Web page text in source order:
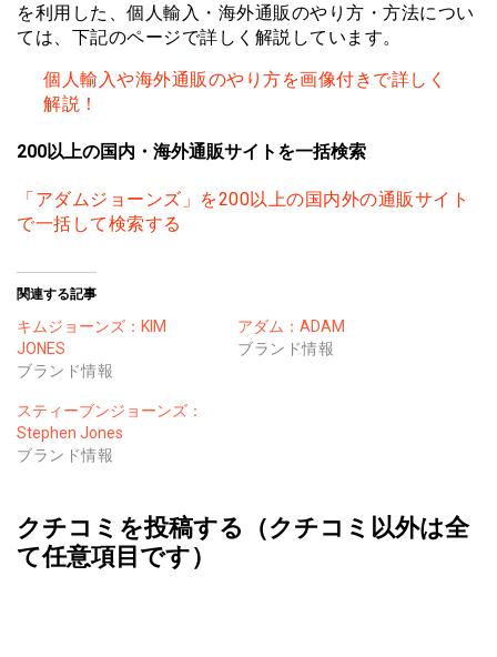
を利用した、個人輸入・海外通販のやり方・方法につい
ては、下記のページで詳しく解説しています。
個人輸入や海外通販のやり方を画像付きで詳しく
解説！
200以上の国内・海外通販サイトを一括検索
「アダムジョーンズ」を200以上の国内外の通販サイト
で一括して検索する
関連する記事
キムジョーンズ：KIM
JONES
ブランド情報
アダム：ADAM
ブランド情報
スティーブンジョーンズ：
Stephen Jones
ブランド情報
クチコミを投稿する（クチコミ以外は全
て任意項目です）